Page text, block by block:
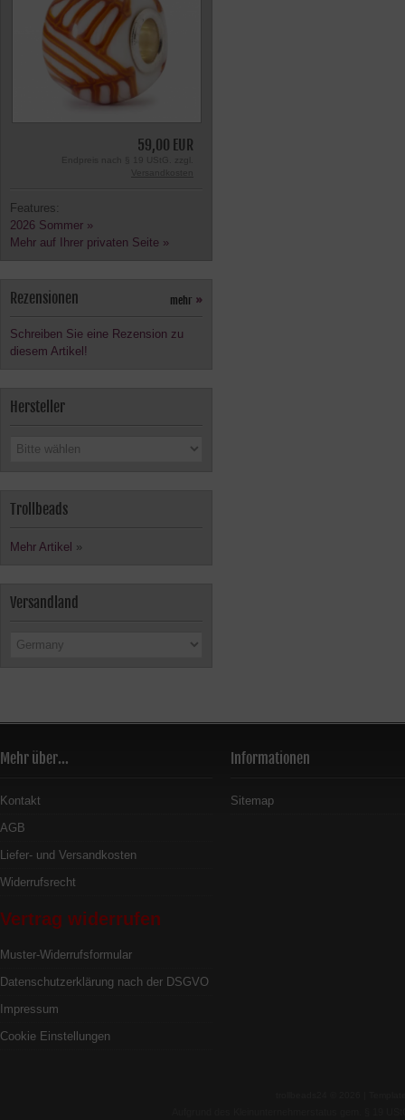
59,00 EUR
Endpreis nach § 19 UStG. zzgl.
Features:
2026 Sommer »
Mehr auf Ihrer privaten Seite »
Rezensionen mehr »
Schreiben Sie eine Rezension zu
diesem Artikel!
Hersteller
Trollbeads
Mehr Artikel »
Versandland
Mehr über...
Kontakt
AGB
Liefer- und Versandkosten
Widerrufsrecht
Vertrag widerrufen
Muster-Widerrufsformular
Datenschutzerklärung nach der DSGVO
Impressum
Cookie Einstellungen
Informationen
Sitemap